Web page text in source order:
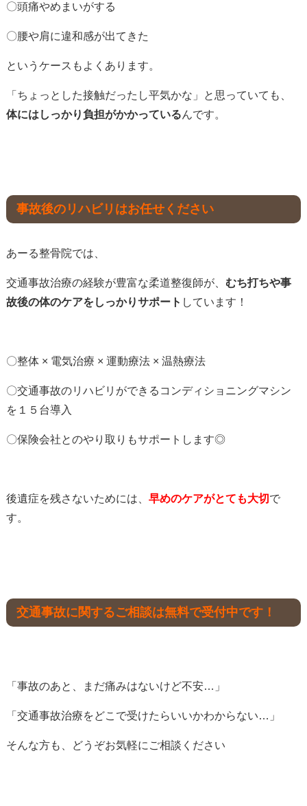
〇頭痛やめまいがする
〇腰や肩に違和感が出てきた
というケースもよくあります。
「ちょっとした接触だったし平気かな」と思っていても、
体にはしっかり負担がかかっているんです。
事故後のリハビリはお任せください
あーる整骨院では、
交通事故治療の経験が豊富な柔道整復師が、 むち打ちや事
故後の体のケアをしっかりサポート しています！
〇整体 × 電気治療 × 運動療法 × 温熱療法
〇交通事故のリハビリができるコンディショニングマシン
を１５台導入
〇保険会社とのやり取りもサポートします◎
後遺症を残さないためには、 早めのケアがとても大切で
す。
交通事故に関するご相談は無料で受付中です！
「事故のあと、まだ痛みはないけど不安…」
「交通事故治療をどこで受けたらいいかわからない…」
そんな方も、どうぞお気軽にご相談ください